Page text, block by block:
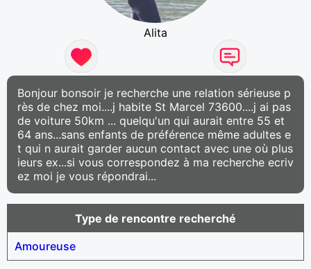
Alita
Bonjour bonsoir je recherche une relation sérieuse p
rès de chez moi....j habite St Marcel 73600....j ai pas
de voiture 50km ... quelqu'un qui aurait entre 55 et
64 ans...sans enfants de préférence même adultes e
t qui n aurait garder aucun contact avec une où plus
ieurs ex...si vous correspondez à ma recherche ecriv
ez moi je vous répondrai...
Type de rencontre recherché
Amoureuse